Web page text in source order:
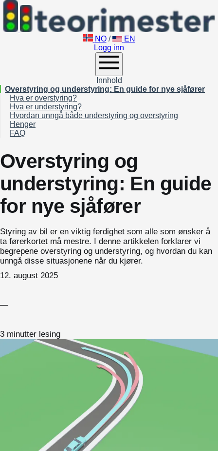
NO /
EN
Logg inn
Innhold
Overstyring og understyring: En guide for nye sjåfører
Hva er overstyring?
Hva er understyring?
Hvordan unngå både understyring og overstyring
Henger
Overstyring
FAQ
Overstyring og
understyring: En guide
for nye sjåfører
Styring av bil er en viktig ferdighet som alle som ønsker å
ta førerkortet må mestre. I denne artikkelen forklarer vi
begrepene overstyring og understyring, og hvordan du kan
unngå disse situasjonene når du kjører.
12. august 2025
—
3 minutter lesing